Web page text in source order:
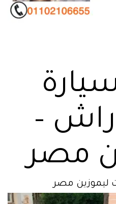
راش –
مصر
ليموزين مصر